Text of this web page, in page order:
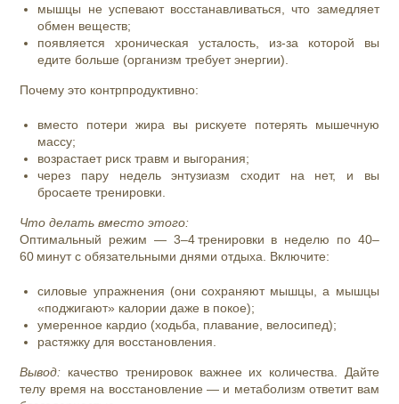
мышцы не успевают восстанавливаться, что замедляет
обмен веществ;
появляется хроническая усталость, из‑за которой вы
едите больше (организм требует энергии).
Почему это контрпродуктивно:
вместо потери жира вы рискуете потерять мышечную
массу;
возрастает риск травм и выгорания;
через пару недель энтузиазм сходит на нет, и вы
бросаете тренировки.
Что делать вместо этого:
Оптимальный режим — 3–4 тренировки в неделю по 40–
60 минут с обязательными днями отдыха. Включите:
силовые упражнения (они сохраняют мышцы, а мышцы
«поджигают» калории даже в покое);
умеренное кардио (ходьба, плавание, велосипед);
растяжку для восстановления.
Вывод: качество тренировок важнее их количества. Дайте
телу время на восстановление — и метаболизм ответит вам